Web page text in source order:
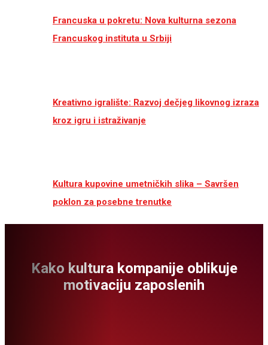
Francuska u pokretu: Nova kulturna sezona
Francuskog instituta u Srbiji
Kreativno igralište: Razvoj dečjeg likovnog izraza
kroz igru i istraživanje
Kultura kupovine umetničkih slika – Savršen
poklon za posebne trenutke
Kako kultura kompanije oblikuje
motivaciju zaposlenih